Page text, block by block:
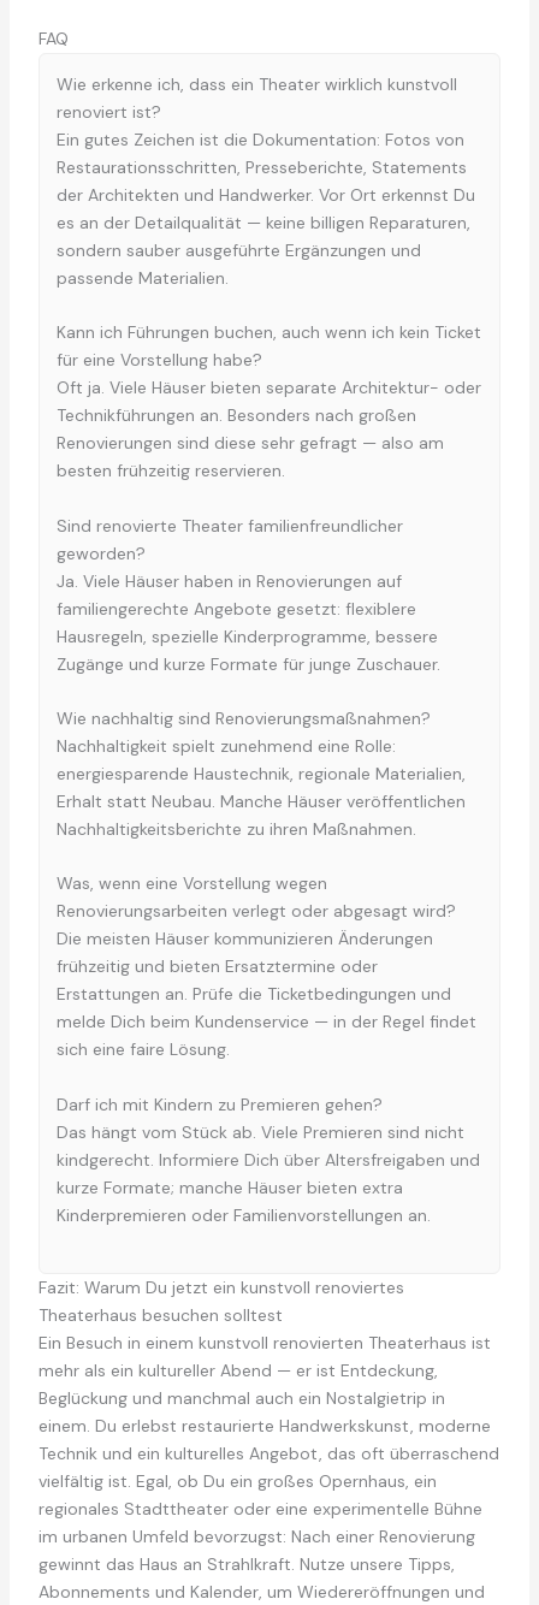
FAQ
Wie erkenne ich, dass ein Theater wirklich kunstvoll
renoviert ist?
Ein gutes Zeichen ist die Dokumentation: Fotos von
Restaurationsschritten, Presseberichte, Statements
der Architekten und Handwerker. Vor Ort erkennst Du
es an der Detailqualität — keine billigen Reparaturen,
sondern sauber ausgeführte Ergänzungen und
passende Materialien.
Kann ich Führungen buchen, auch wenn ich kein Ticket
für eine Vorstellung habe?
Oft ja. Viele Häuser bieten separate Architektur- oder
Technikführungen an. Besonders nach großen
Renovierungen sind diese sehr gefragt — also am
besten frühzeitig reservieren.
Sind renovierte Theater familienfreundlicher
geworden?
Ja. Viele Häuser haben in Renovierungen auf
familiengerechte Angebote gesetzt: flexiblere
Hausregeln, spezielle Kinderprogramme, bessere
Zugänge und kurze Formate für junge Zuschauer.
Wie nachhaltig sind Renovierungsmaßnahmen?
Nachhaltigkeit spielt zunehmend eine Rolle:
energiesparende Haustechnik, regionale Materialien,
Erhalt statt Neubau. Manche Häuser veröffentlichen
Nachhaltigkeitsberichte zu ihren Maßnahmen.
Was, wenn eine Vorstellung wegen
Renovierungsarbeiten verlegt oder abgesagt wird?
Die meisten Häuser kommunizieren Änderungen
frühzeitig und bieten Ersatztermine oder
Erstattungen an. Prüfe die Ticketbedingungen und
melde Dich beim Kundenservice — in der Regel findet
sich eine faire Lösung.
Darf ich mit Kindern zu Premieren gehen?
Das hängt vom Stück ab. Viele Premieren sind nicht
kindgerecht. Informiere Dich über Altersfreigaben und
kurze Formate; manche Häuser bieten extra
Kinderpremieren oder Familienvorstellungen an.
Fazit: Warum Du jetzt ein kunstvoll renoviertes
Theaterhaus besuchen solltest
Ein Besuch in einem kunstvoll renovierten Theaterhaus ist
mehr als ein kultureller Abend — er ist Entdeckung,
Beglückung und manchmal auch ein Nostalgietrip in
einem. Du erlebst restaurierte Handwerkskunst, moderne
Technik und ein kulturelles Angebot, das oft überraschend
vielfältig ist. Egal, ob Du ein großes Opernhaus, ein
regionales Stadttheater oder eine experimentelle Bühne
im urbanen Umfeld bevorzugst: Nach einer Renovierung
gewinnt das Haus an Strahlkraft. Nutze unsere Tipps,
Abonnements und Kalender, um Wiedereröffnungen und